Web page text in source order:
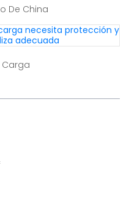
De China
Carga